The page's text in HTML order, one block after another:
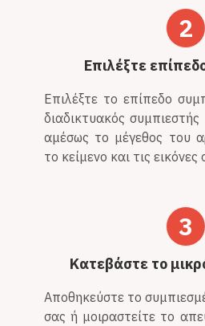
2
Επιλέξτε
Επιλέξτε το επίπεδο
διαδικτυακός
αμέσως το μέγεθος του
το κείμενο και τις
3
Κατεβάστε το
Αποθηκεύστε το
σας ή μοιραστείτε το